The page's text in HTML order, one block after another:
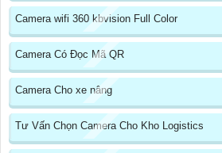
Camera wifi 360 kbvision Full Color
Camera Có Đọc Mã QR
Camera Cho xe nâng
Tư Vấn Chọn Camera Cho Kho Logistics